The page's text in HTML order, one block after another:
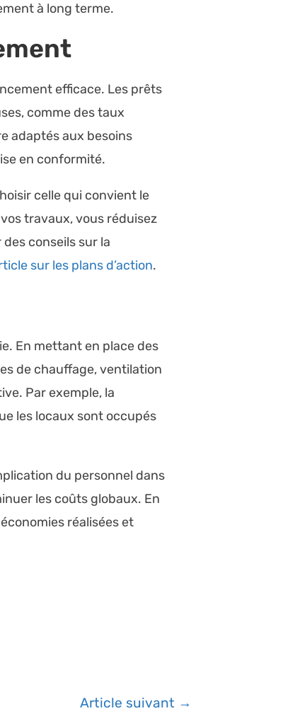
à long terme.
efficace. Les prêts
comme des taux
adaptés aux besoins
en conformité.
celle qui convient le
travaux, vous réduisez
des conseils sur la
sur les plans d’action.
En mettant en place des
de chauffage, ventilation
Par exemple, la
les locaux sont occupés
du personnel dans
les coûts globaux. En
réalisées et
Article suivant →